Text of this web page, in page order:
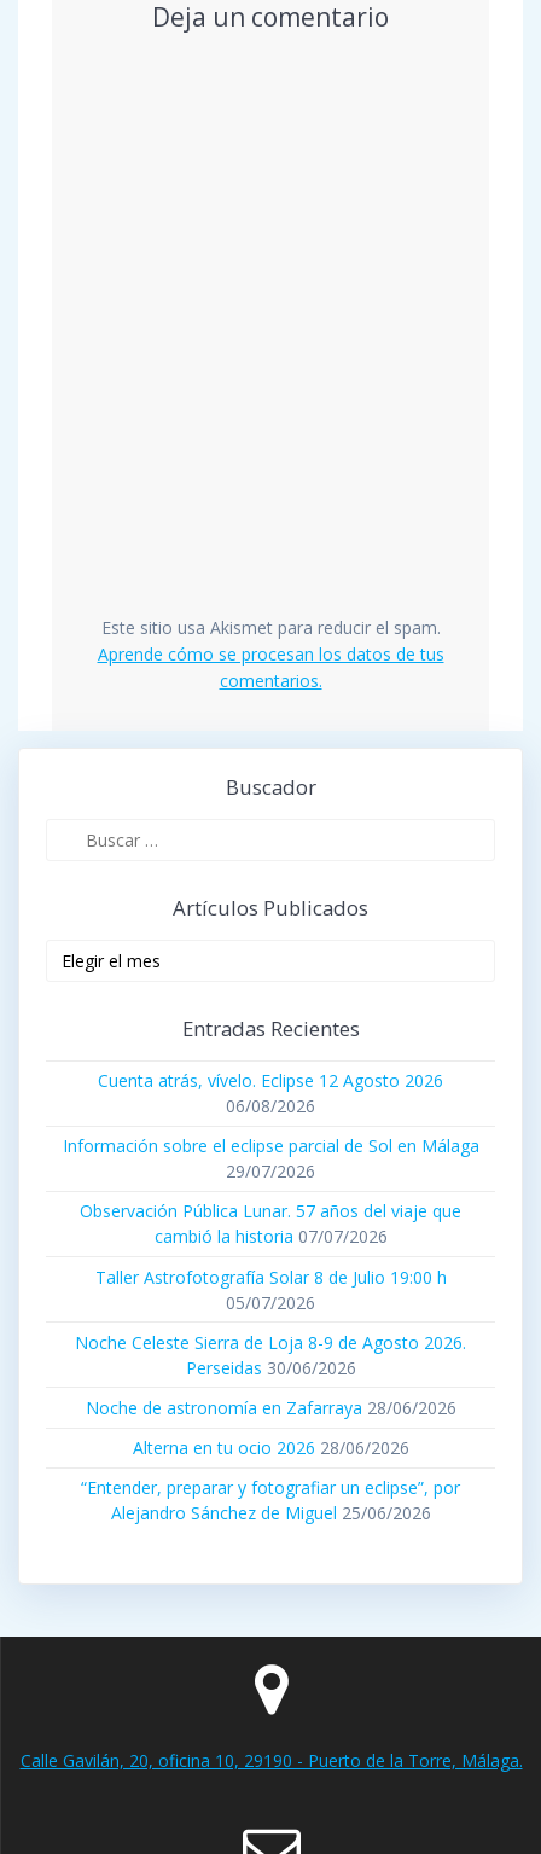
Deja un comentario
Este sitio usa Akismet para reducir el spam.
Aprende cómo se procesan los datos de tus
comentarios.
Buscador
Artículos Publicados
Entradas Recientes
Cuenta atrás, vívelo. Eclipse 12 Agosto 2026
06/08/2026
Información sobre el eclipse parcial de Sol en Málaga
29/07/2026
Observación Pública Lunar. 57 años del viaje que
cambió la historia 07/07/2026
Taller Astrofotografía Solar 8 de Julio 19:00 h
05/07/2026
Noche Celeste Sierra de Loja 8-9 de Agosto 2026.
Perseidas 30/06/2026
Noche de astronomía en Zafarraya 28/06/2026
Alterna en tu ocio 2026 28/06/2026
“Entender, preparar y fotografiar un eclipse”, por
Alejandro Sánchez de Miguel 25/06/2026
Calle Gavilán, 20, oficina 10, 29190 - Puerto de la Torre, Málaga.